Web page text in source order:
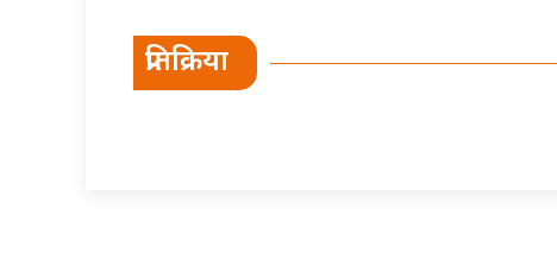
प्रतिक्रिया